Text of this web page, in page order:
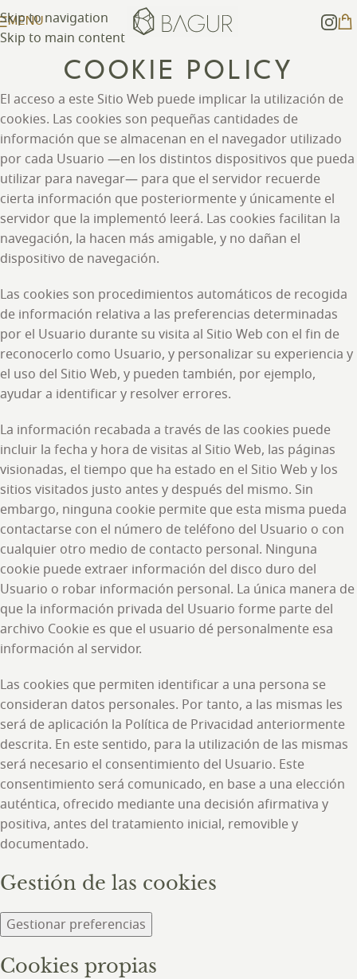
Skip to navigation
Skip to main content
MENU
COOKIE POLICY
El acceso a este Sitio Web puede implicar la utilización de
cookies. Las cookies son pequeñas cantidades de
información que se almacenan en el navegador utilizado
por cada Usuario —en los distintos dispositivos que pueda
utilizar para navegar— para que el servidor recuerde
cierta información que posteriormente y únicamente el
servidor que la implementó leerá. Las cookies facilitan la
navegación, la hacen más amigable, y no dañan el
dispositivo de navegación.
Las cookies son procedimientos automáticos de recogida
de información relativa a las preferencias determinadas
por el Usuario durante su visita al Sitio Web con el fin de
reconocerlo como Usuario, y personalizar su experiencia y
el uso del Sitio Web, y pueden también, por ejemplo,
ayudar a identificar y resolver errores.
La información recabada a través de las cookies puede
incluir la fecha y hora de visitas al Sitio Web, las páginas
visionadas, el tiempo que ha estado en el Sitio Web y los
sitios visitados justo antes y después del mismo. Sin
embargo, ninguna cookie permite que esta misma pueda
contactarse con el número de teléfono del Usuario o con
cualquier otro medio de contacto personal. Ninguna
cookie puede extraer información del disco duro del
Usuario o robar información personal. La única manera de
que la información privada del Usuario forme parte del
archivo Cookie es que el usuario dé personalmente esa
información al servidor.
Las cookies que permiten identificar a una persona se
consideran datos personales. Por tanto, a las mismas les
será de aplicación la Política de Privacidad anteriormente
descrita. En este sentido, para la utilización de las mismas
será necesario el consentimiento del Usuario. Este
consentimiento será comunicado, en base a una elección
auténtica, ofrecido mediante una decisión afirmativa y
positiva, antes del tratamiento inicial, removible y
documentado.
Gestión de las cookies
Gestionar preferencias
Cookies propias